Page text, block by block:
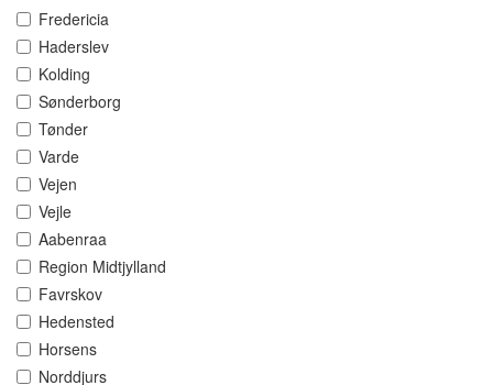
Fredericia
Haderslev
Kolding
Sønderborg
Tønder
Varde
Vejen
Vejle
Aabenraa
Region Midtjylland
Favrskov
Hedensted
Horsens
Norddjurs